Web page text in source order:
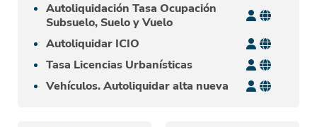
Autoliquidación Tasa Ocupación
Subsuelo, Suelo y Vuelo
Autoliquidar ICIO
Tasa Licencias Urbanísticas
Vehículos. Autoliquidar alta nueva